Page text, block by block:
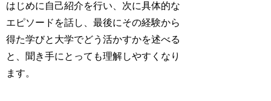
はじめに自己紹介を行い、次に具体的な
エピソードを話し、最後にその経験から
得た学びと大学でどう活かすかを述べる
と、聞き手にとっても理解しやすくなり
ます。